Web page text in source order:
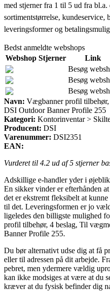
med stjerner fra 1 til 5 ud fra bl.a.
sortimentstørrelse, kundeservice,
leveringsformer og
Bedst anmeldte webshops
Webshop Stjerner
Link
Besøg
Besøg
Besøg
Navn: Vægbanner profil
DSI Outdoor Banner Profile 255
Kategori: Kontorinventar >
Producent: DSI
Varenummer: DSI2351
EAN:
Vurderet til 4.2 ud af 5 stjerner
Adskillige e-handler yder i
En sikker vinder er efterhånden
det er ekstremt fleksibelt at
til det. Leveringsformen er jo
ligeledes den billigste mulighed
profil tilbehør, 4 beslag, Til
Banner Profile 255.
Du bør alternativt udse dig at få
eller til adressen på dit arbejde.
pebret, men ydermere vældig
kan ikke modsiges at være at du
kræver at du fysisk befinder dig